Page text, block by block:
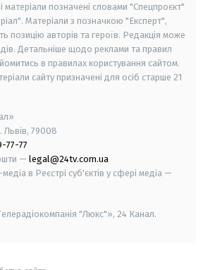
матеріали позначені словами "Спецпроєкт"
Матеріали з позначкою "Експерт",
позицію авторів та героїв. Редакція може
Детальніше щодо реклами та правил
в правилах користування сайтом.
сайту призначені для осіб старше 21
Львів, 79008
77-77
— legal@24tv.com.ua
в Реєстрі суб'єктів у сфері медіа —
"Люкс"», 24 Канал.